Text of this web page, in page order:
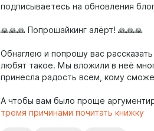
подписываетесь на обновления
🙏🙏🙏 Попрошайкинг алёрт! 🙏🙏🙏
Обнаглею и попрошу вас
любят такое. Мы вложили в неё
принесла радость всем, кому
А чтобы вам было проще
тремя причинами почитать книжку